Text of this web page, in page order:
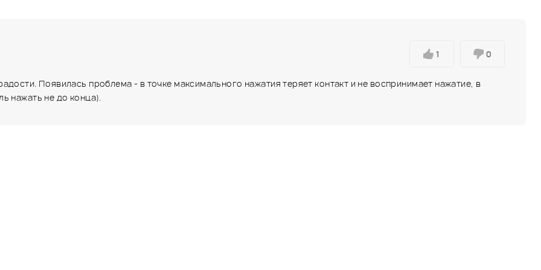
1 0
Появилась проблема - в точке максимального нажатия теряет контакт и не воспринимает нажатие, в
нажать не до конца).